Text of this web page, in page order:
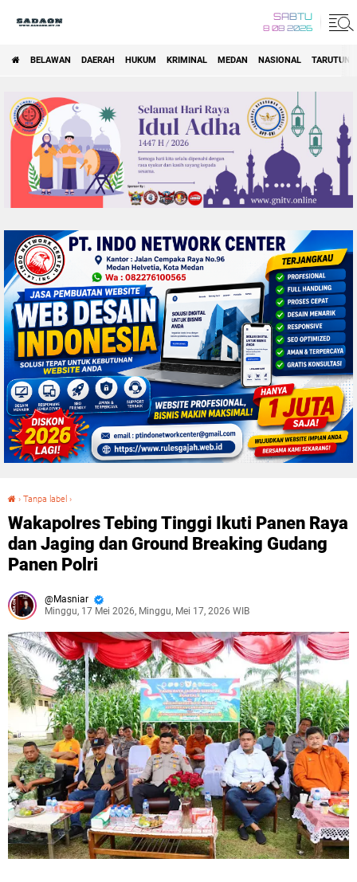
SABTU
8 08 2026
BELAWAN DAERAH HUKUM KRIMINAL MEDAN NASIONAL TARUTUNG
› Tanpa label ›
Wakapolres Tebing Tinggi Ikuti Panen Raya
dan Jaging dan Ground Breaking Gudang
Panen Polri
Masniar
Minggu, 17 Mei 2026, Minggu, Mei 17, 2026 WIB